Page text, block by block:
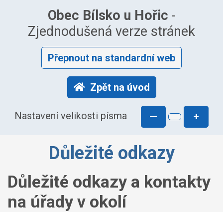
Obec Bílsko u Hořic -
Zjednodušená verze stránek
Přepnout na standardní web
Zpět na úvod
Nastavení velikosti písma — +
Důležité odkazy
Důležité odkazy a kontakty
na úřady v okolí